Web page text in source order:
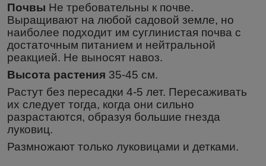
Почвы Не требовательны к почве.
Выращивают на любой садовой земле, но
наиболее подходит им суглинистая почва с
достаточным питанием и нейтральной
реакцией. Не выносят навоз.
Высота растения 35-45 см.
Растут без пересадки 4-5 лет. Пересаживать
их следует тогда, когда они сильно
разрастаются, образуя большие гнезда
луковиц.
Размножают только луковицами и детками.